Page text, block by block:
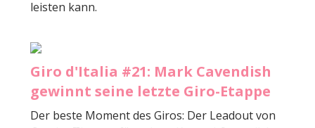
leisten kann.
Giro d'Italia #21: Mark Cavendish
gewinnt seine letzte Giro-Etappe
Der beste Moment des Giros: Der Leadout von